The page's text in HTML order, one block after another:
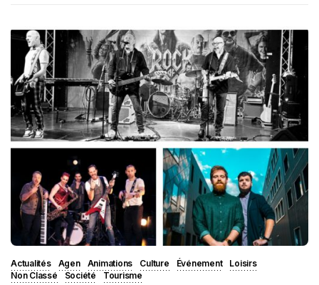
Actualités Agen Animations Culture Événement
Loisirs
Non Classé
Société Tourisme